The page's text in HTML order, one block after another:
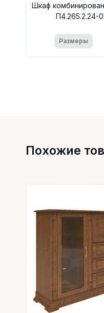
Шкаф
П4.265.2.24-
Размеры
Похожие